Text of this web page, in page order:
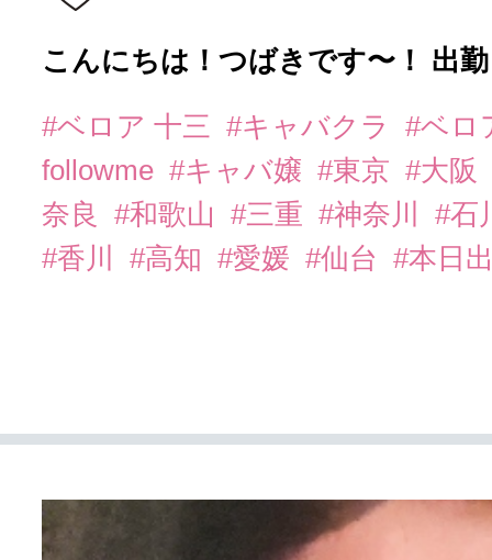
こんにちは！つばきです〜！ 出
#ベロア 十三 #キャバクラ
#ベロ
followme #キャバ嬢 #東京 #大阪
奈良
#和歌山 #三重 #神奈川
#石
#香川
#高知 #愛媛 #仙台 #本日